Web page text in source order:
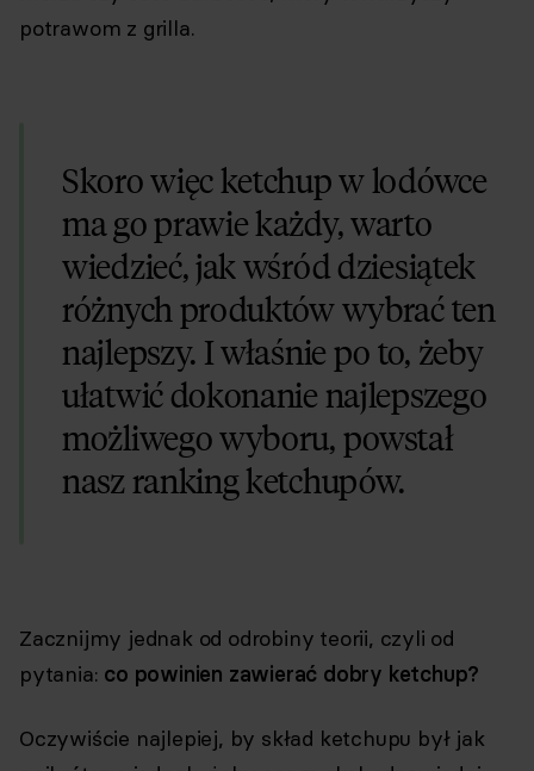
potrawom z grilla.
Skoro więc ketchup w lodówce
ma go prawie każdy, warto
wiedzieć, jak wśród dziesiątek
różnych produktów wybrać ten
najlepszy. I właśnie po to, żeby
ułatwić dokonanie najlepszego
możliwego wyboru, powstał
nasz ranking ketchupów.
Zacznijmy jednak od odrobiny teorii, czyli od
pytania: co powinien zawierać dobry ketchup?
Oczywiście najlepiej, by skład ketchupu był jak